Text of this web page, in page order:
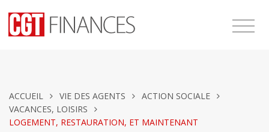
ACCUEIL VIE DES AGENTS
ACTION SOCIALE
VACANCES, LOISIRS
LOGEMENT, RESTAURATION, ET MAINTENANT